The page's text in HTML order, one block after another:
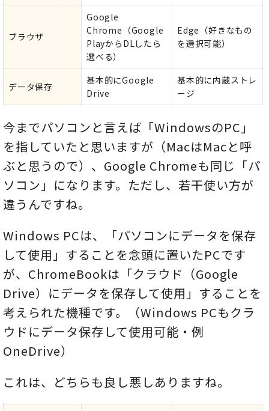
ブラウザ
Google
Chrome（Google
PlayからDLしたら
選べる）
Edge（好きなもの
を選択可能）
データ保存
基本的にGoogle
Drive
基本的に内蔵ストレ
ージ
今までパソコンと言えば「WindowsのPC」
を指していたと思いますが（MacはMacと呼
ぶと思うので）、Google Chromeも同じ「パ
ソコン」になります。ただし、若干使い方が
違うんですね。
Windows PCは、「パソコンにデータを保存
して使用」することを念頭に置いたPCです
が、ChromeBookは「クラウド（Google
Drive）にデータを保存して使用」することを
考えられた機種です。（Windows PCもクラ
ウドにデータ保存して使用可能・例
OneDrive）
これは、どちらも良し悪しありますね。